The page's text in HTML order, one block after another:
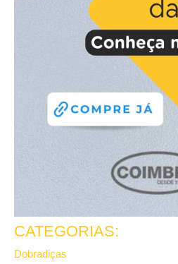
CATEGORIAS:
Dobradiças